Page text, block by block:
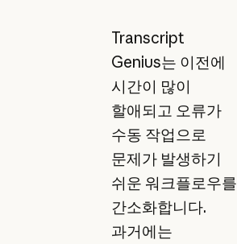
Transcript
Genius는 이전에
시간이 많이
할애되고 오류가
수동 작업으로
문제가 발생하기
쉬운 워크플로우를
간소화합니다.
과거에는